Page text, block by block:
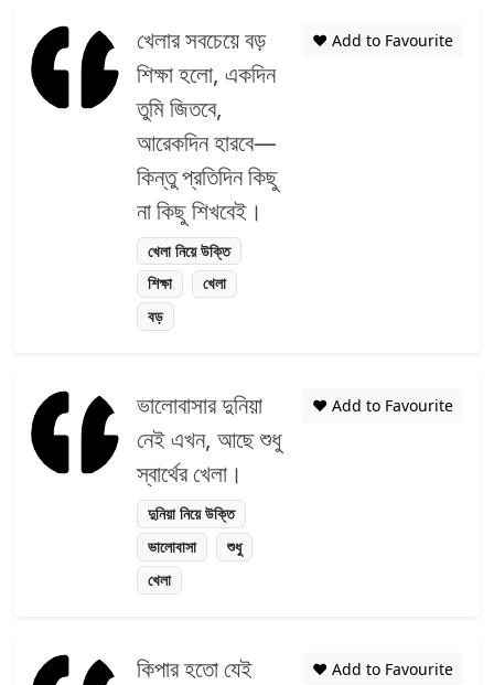
খেলার সবচেয়ে বড়
শিক্ষা হলো, একদিন
তুমি জিতবে,
আরেকদিন হারবে—
কিন্তু প্রতিদিন কিছু
না কিছু শিখবেই।
খেলা নিয়ে উক্তি
শিক্ষা
খেলা
বড়
❤️ Add to Favourite
ভালোবাসার দুনিয়া
নেই এখন, আছে শুধু
স্বার্থের খেলা।
দুনিয়া নিয়ে উক্তি
ভালোবাসা
শুধু
খেলা
❤️ Add to Favourite
কিপার হতো যেই
❤️ Add to Favourite